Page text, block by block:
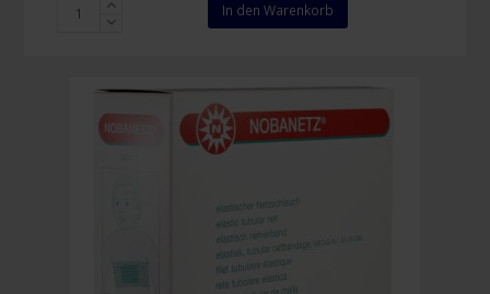
Netzschlauchverband
Menge
In den Warenkorb